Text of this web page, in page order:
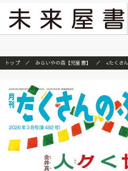
トップ みらいやの森【児童書】 <たくさ